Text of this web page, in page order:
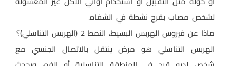
لشخص مصاب بقرح نشطة في الشفاه.
ماذا عن فيروس الهربس البسيط، النمط 2 (الهربس التناسلي)؟
الهربس التناسلي هو مرض ينتقل بالاتصال الجنسي مع